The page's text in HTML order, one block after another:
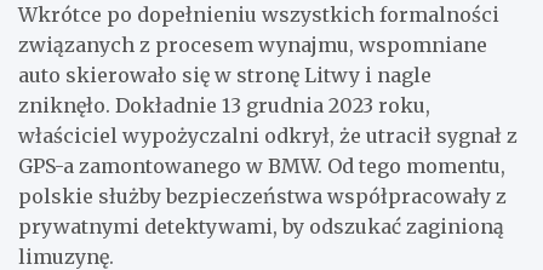
Wkrótce po dopełnieniu wszystkich formalności
związanych z procesem wynajmu, wspomniane
auto skierowało się w stronę Litwy i nagle
zniknęło. Dokładnie 13 grudnia 2023 roku,
właściciel wypożyczalni odkrył, że utracił sygnał z
GPS-a zamontowanego w BMW. Od tego momentu,
polskie służby bezpieczeństwa współpracowały z
prywatnymi detektywami, by odszukać zaginioną
limuzynę.